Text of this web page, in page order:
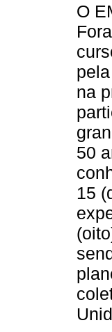
O
na
50
15